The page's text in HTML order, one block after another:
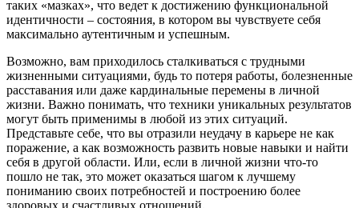
таких «мазках», что ведет к достижению функциональной
идентичности – состояния, в котором вы чувствуете себя
максимально аутентичным и успешным.
Возможно, вам приходилось сталкиваться с трудными
жизненными ситуациями, будь то потеря работы, болезненные
расставания или даже кардинальные перемены в личной
жизни. Важно понимать, что техники уникальных результатов
могут быть применимы в любой из этих ситуаций.
Представьте себе, что вы отразили неудачу в карьере не как
поражение, а как возможность развить новые навыки и найти
себя в другой области. Или, если в личной жизни что-то
пошло не так, это может оказаться шагом к лучшему
пониманию своих потребностей и построению более
здоровых и счастливых отношений.